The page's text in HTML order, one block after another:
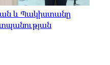
և Պակիստանը